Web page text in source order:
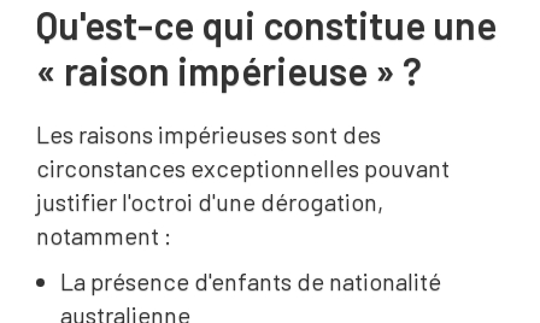
Qu'est-ce qui constitue une
« raison impérieuse » ?
Les raisons impérieuses sont des
circonstances exceptionnelles pouvant
justifier l'octroi d'une dérogation,
notamment :
La présence d'enfants de nationalité
australienne